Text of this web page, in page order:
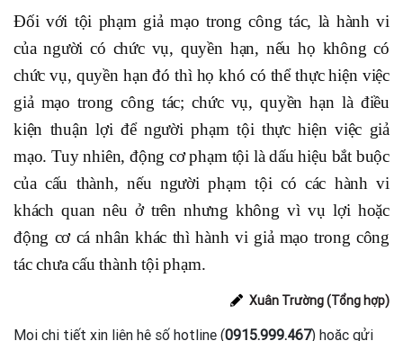
Đối với tội phạm giả mạo trong công tác, là hành vi
của người có chức vụ, quyền hạn, nếu họ không có
chức vụ, quyền hạn đó thì họ khó có thể thực hiện việc
giả mạo trong công tác; chức vụ, quyền hạn là điều
kiện thuận lợi để người phạm tội thực hiện việc giả
mạo. Tuy nhiên, động cơ phạm tội là dấu hiệu bắt buộc
của cấu thành, nếu người phạm tội có các hành vi
khách quan nêu ở trên nhưng không vì vụ lợi hoặc
động cơ cá nhân khác thì hành vi giả mạo trong công
tác chưa cấu thành tội phạm.
Xuân Trường (Tổng hợp)
Mọi chi tiết xin liên hệ số hotline (0915.999.467) hoặc gửi